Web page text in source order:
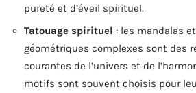
pureté et d’éveil spirituel.
Tatouage spirituel : les mandalas
géométriques complexes sont des
courantes de l’univers et de
motifs sont souvent choisis pour